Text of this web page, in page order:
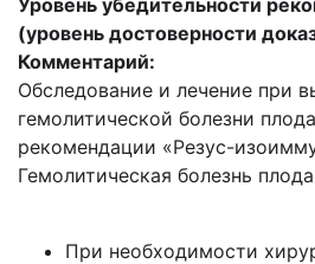
Уровень убедительности
(уровень достоверности
Комментарий:
Обследование и лечение при
гемолитической болезни
рекомендации «Резус-
Гемолитическая болезнь
При необходимости